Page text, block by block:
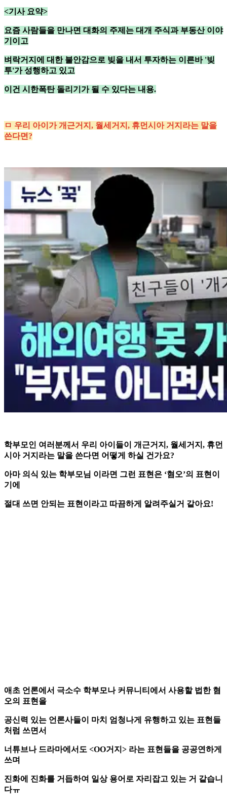
<기사 요약>
요즘 사람들을 만나면 대화의 주제는 대개 주식과 부동산 이야
기이고
벼락거지에 대한 불안감으로 빚을 내서 투자하는 이른바 '빚
투'가 성행하고 있고
이건 시한폭탄 돌리기가 될 수 있다는 내용.
ㅁ 우리 아이가 개근거지, 월세거지, 휴먼시아 거지라는 말을
쓴다면?
학부모인 여러분께서 우리 아이들이 개근거지, 월세거지, 휴먼
시아 거지라는 말을 쓴다면 어떻게 하실 건가요?
아마 의식 있는 학부모님 이라면 그런 표현은 ‘혐오’의 표현이
기에
절대 쓰면 안되는 표현이라고 따끔하게 알려주실거 같아요!
애초 언론에서 극소수 학부모나 커뮤니티에서 사용할 법한 혐
오의 표현을
공신력 있는 언론사들이 마치 엄청나게 유행하고 있는 표현들
처럼 쓰면서
너튜브나 드라마에서도 <OO거지> 라는 표현들을 공공연하게
쓰며
진화에 진화를 거듭하여 일상 용어로 자리잡고 있는 거 같습니
다ㅠ